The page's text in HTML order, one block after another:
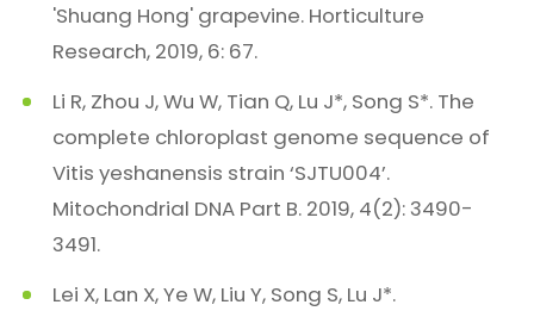
'Shuang Hong' grapevine. Horticulture
Research, 2019, 6: 67.
Li R, Zhou J, Wu W, Tian Q, Lu J*, Song S*. The
complete chloroplast genome sequence of
Vitis yeshanensis strain ‘SJTU004’.
Mitochondrial DNA Part B. 2019, 4(2): 3490-
3491.
Lei X, Lan X, Ye W, Liu Y, Song S, Lu J*.